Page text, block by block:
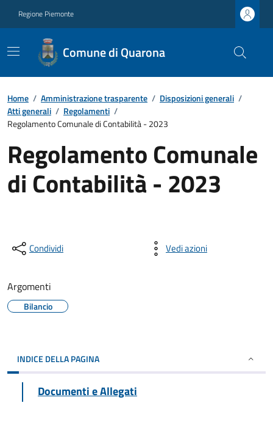
Regione Piemonte
Comune di Quarona
Home / Amministrazione trasparente / Disposizioni generali /
Atti generali / Regolamenti /
Regolamento Comunale di Contabilità - 2023
Regolamento Comunale
di Contabilità - 2023
Condividi Vedi azioni
Argomenti
Bilancio
INDICE DELLA PAGINA
Documenti e Allegati